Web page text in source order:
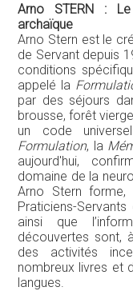
Arno STERN :
archaïque
Arno Stern est le
de Servant depuis
conditions
appelé la
par des séjours
brousse, forêt
un code
Formulation, la
aujourd'hui,
domaine de la
Arno Stern
Praticiens-Servants
ainsi que
découvertes sont,
des activités
nombreux livres et
langues.